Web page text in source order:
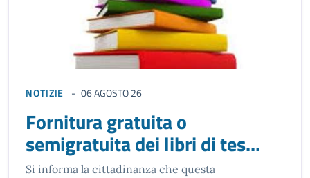
NOTIZIE 06 AGOSTO 26
Fornitura gratuita o
semigratuita dei libri di tes...
Si informa la cittadinanza che questa